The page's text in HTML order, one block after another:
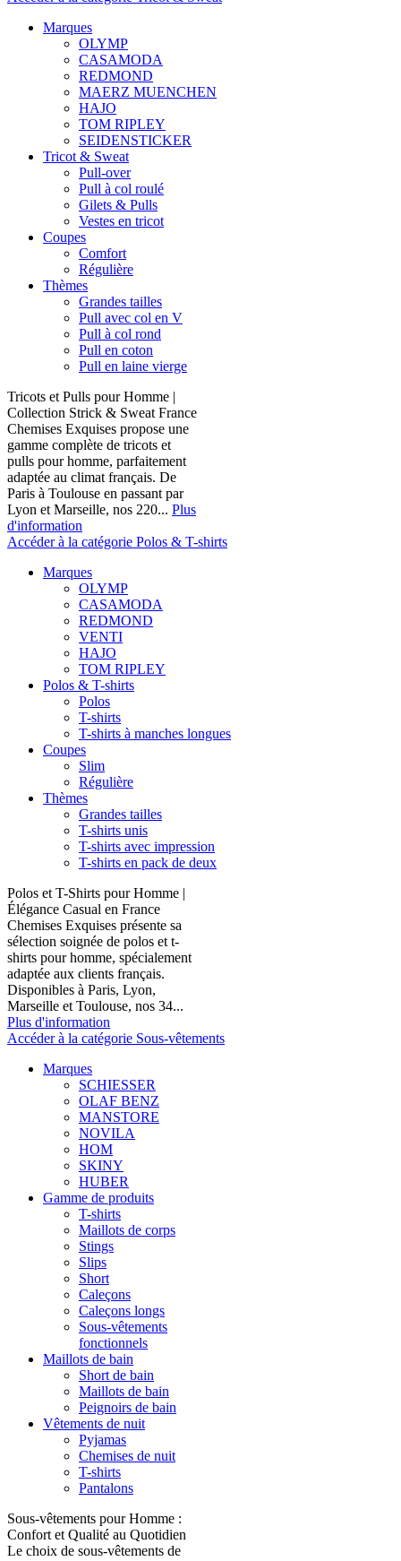
Marques
OLYMP
CASAMODA
REDMOND
MAERZ MUENCHEN
HAJO
TOM RIPLEY
SEIDENSTICKER
Tricot & Sweat
Pull-over
Pull à col roulé
Gilets & Pulls
Vestes en tricot
Coupes
Comfort
Régulière
Thèmes
Grandes tailles
Pull avec col en V
Pull à col rond
Pull en coton
Pull en laine vierge
Tricots et Pulls pour Homme |
Collection Strick & Sweat France
Chemises Exquises propose une
gamme complète de tricots et
pulls pour homme, parfaitement
adaptée au climat français. De
Paris à Toulouse en passant par
Lyon et Marseille, nos 220... Plus
d'information
Accéder à la catégorie Polos & T-shirts
Marques
OLYMP
CASAMODA
REDMOND
VENTI
HAJO
TOM RIPLEY
Polos & T-shirts
Polos
T-shirts
T-shirts à manches longues
Coupes
Slim
Régulière
Thèmes
Grandes tailles
T-shirts unis
T-shirts avec impression
T-shirts en pack de deux
Polos et T-Shirts pour Homme |
Élégance Casual en France
Chemises Exquises présente sa
sélection soignée de polos et t-
shirts pour homme, spécialement
adaptée aux clients français.
Disponibles à Paris, Lyon,
Marseille et Toulouse, nos 34...
Plus d'information
Accéder à la catégorie Sous-vêtements
Marques
SCHIESSER
OLAF BENZ
MANSTORE
NOVILA
HOM
SKINY
HUBER
Gamme de produits
T-shirts
Maillots de corps
Stings
Slips
Short
Caleçons
Caleçons longs
Sous-vêtements
fonctionnels
Maillots de bain
Short de bain
Maillots de bain
Peignoirs de bain
Vêtements de nuit
Pyjamas
Chemises de nuit
T-shirts
Pantalons
Sous-vêtements pour Homme :
Confort et Qualité au Quotidien
Le choix de sous-vêtements de